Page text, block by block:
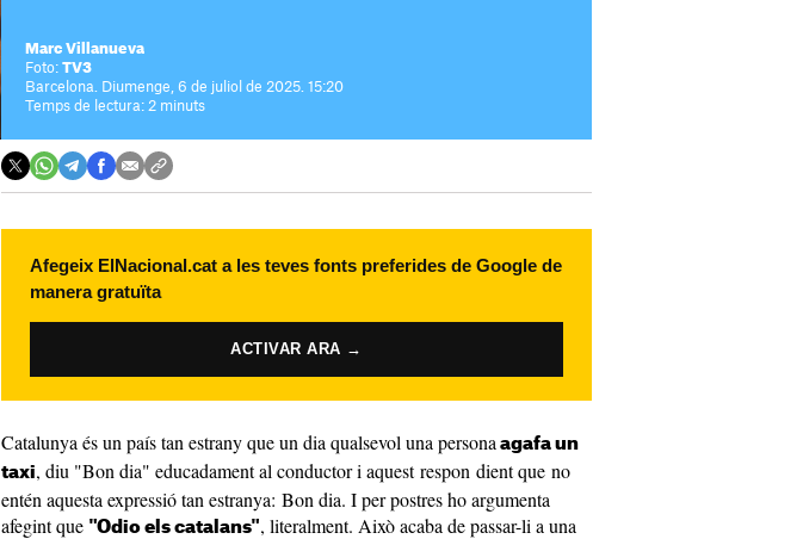
Marc Villanueva
Foto: TV3
Barcelona. Diumenge, 6 de juliol de 2025. 15:20
Temps de lectura: 2 minuts
Afegeix ElNacional.cat a les teves fonts preferides de Google de
manera gratuïta
ACTIVAR ARA →
Catalunya és un país tan estrany que un dia qualsevol una persona agafa un
taxi, diu "Bon dia" educadament al conductor i aquest respon dient que no
entén aquesta expressió tan estranya: Bon dia. I per postres ho argumenta
afegint que "Odio els catalans", literalment. Això acaba de passar-li a una